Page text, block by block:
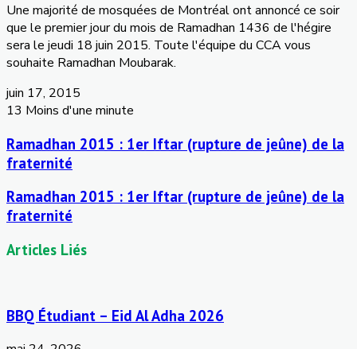
Une majorité de mosquées de Montréalontannoncé ce soir
que le premier jour du mois de Ramadhan 1436 de l'hégire
sera le jeudi 18 juin 2015. Toute l'équipe du CCAvous
souhaite Ramadhan Moubarak.
juin 17, 2015
13 Moins d'une minute
Ramadhan 2015 : 1er Iftar (rupture de jeûne) de la
fraternité
Ramadhan 2015 : 1er Iftar (rupture de jeûne) de la
fraternité
Articles Liés
BBQ Étudiant – Eid Al Adha 2026